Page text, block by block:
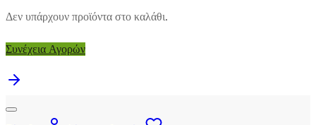
Δεν υπάρχουν προϊόντα στο καλάθι.
Συνέχεια Αγορών